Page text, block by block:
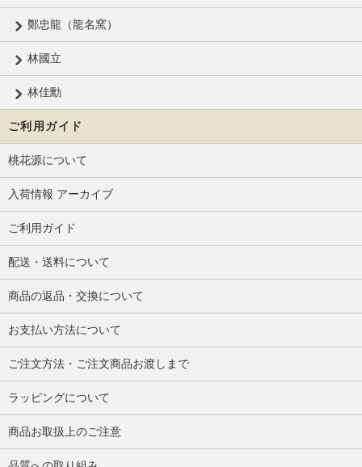
鄭忠龍（龍名窯）
林國立
林佳勳
ご利用ガイド
桃花源について
入荷情報 アーカイブ
ご利用ガイド
配送・送料について
商品の返品・交換について
お支払い方法について
ご注文方法・ご注文商品お渡しまで
ラッピングについて
商品お取扱上のご注意